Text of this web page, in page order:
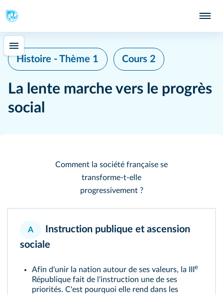
Histoire - Thème 1 Cours 2
La lente marche vers le progrès
social
Comment la société française se
transforme‑t‑elle
progressivement ?
A
Instruction publique et ascension
sociale
Afin d'unir la nation autour de ses valeurs, la III e
République fait de l'instruction une de ses
priorités. C'est pourquoi elle rend dans les